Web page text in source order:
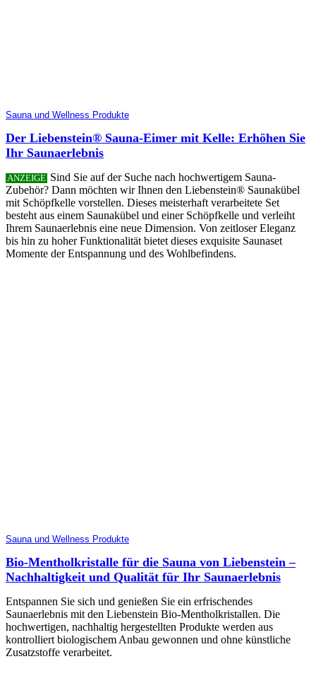
Sauna und Wellness Produkte
Der Liebenstein® Sauna-Eimer mit Kelle: Erhöhen Sie
Ihr Saunaerlebnis
ANZEIGE Sind Sie auf der Suche nach hochwertigem Sauna-
Zubehör? Dann möchten wir Ihnen den Liebenstein® Saunakübel
mit Schöpfkelle vorstellen. Dieses meisterhaft verarbeitete Set
besteht aus einem Saunakübel und einer Schöpfkelle und verleiht
Ihrem Saunaerlebnis eine neue Dimension. Von zeitloser Eleganz
bis hin zu hoher Funktionalität bietet dieses exquisite Saunaset
Momente der Entspannung und des Wohlbefindens.
Sauna und Wellness Produkte
Bio-Mentholkristalle für die Sauna von Liebenstein –
Nachhaltigkeit und Qualität für Ihr Saunaerlebnis
Entspannen Sie sich und genießen Sie ein erfrischendes
Saunaerlebnis mit den Liebenstein Bio-Mentholkristallen. Die
hochwertigen, nachhaltig hergestellten Produkte werden aus
kontrolliert biologischem Anbau gewonnen und ohne künstliche
Zusatzstoffe verarbeitet.